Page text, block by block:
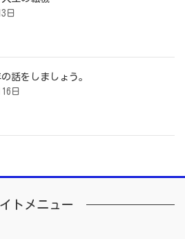
日
話をしましょう。
日
トメニュー